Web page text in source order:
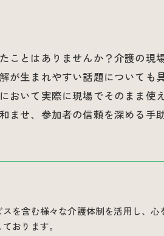
とはありませんか？介護の現
生まれやすい話題についても
いて実際に現場でそのまま使
せ、参加者の信頼を深める手
を含む様々な介護体制を活用し、
おります。